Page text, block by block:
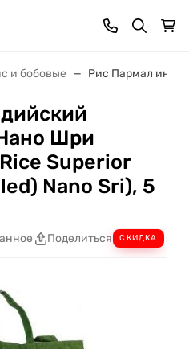
и бобовые Рис Пармал
Шри
Superior
Nano Sri), 5
Поделиться СКИДКА